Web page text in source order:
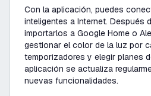
Con la aplicación, puedes
inteligentes a Internet. Después
importarlos a Google Home o
gestionar el color de la luz por
temporizadores y elegir planes
aplicación se actualiza
nuevas funcionalidades.